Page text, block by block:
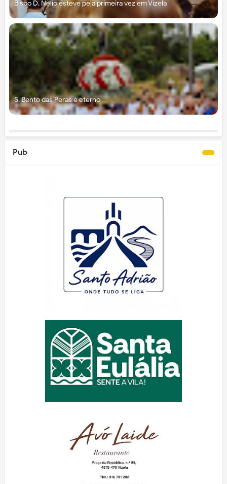
Bispo D. Nélio esteve pela primeira vez em Vizela
S. Bento das Peras é eterno
Pub